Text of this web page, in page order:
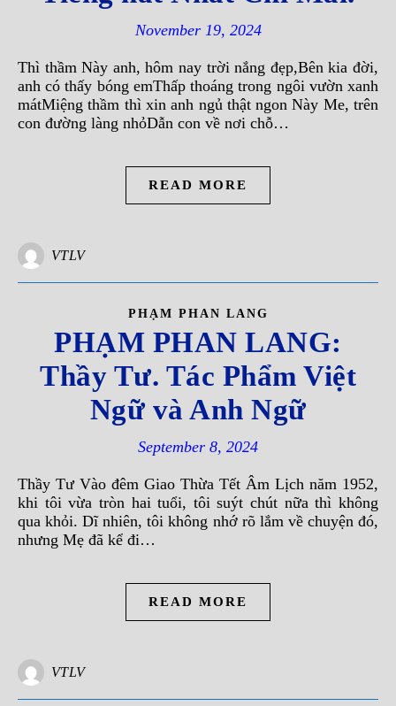
November 19, 2024
Thì thầm Này anh, hôm nay trời nắng đẹp,Bên kia đời,
anh có thấy bóng emThấp thoáng trong ngôi vườn xanh
mátMiệng thầm thì xin anh ngủ thật ngon Này Me, trên
con đường làng nhỏDẫn con về nơi chỗ…
READ MORE
VTLV
PHẠM PHAN LANG
PHẠM PHAN LANG:
Thầy Tư. Tác Phẩm Việt
Ngữ và Anh Ngữ
September 8, 2024
Thầy Tư Vào đêm Giao Thừa Tết Âm Lịch năm 1952,
khi tôi vừa tròn hai tuổi, tôi suýt chút nữa thì không
qua khỏi. Dĩ nhiên, tôi không nhớ rõ lắm về chuyện đó,
nhưng Mẹ đã kể đi…
READ MORE
VTLV